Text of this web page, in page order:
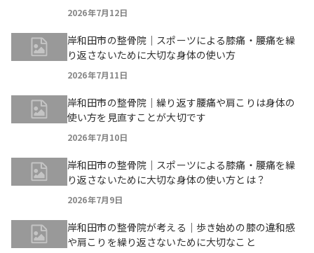
2026年7月12日
岸和田市の整骨院｜スポーツによる膝痛・腰痛を繰
り返さないために大切な身体の使い方
2026年7月11日
岸和田市の整骨院｜繰り返す腰痛や肩こりは身体の
使い方を見直すことが大切です
2026年7月10日
岸和田市の整骨院｜スポーツによる膝痛・腰痛を繰
り返さないために大切な身体の使い方とは？
2026年7月9日
岸和田市の整骨院が考える｜歩き始めの膝の違和感
や肩こりを繰り返さないために大切なこと